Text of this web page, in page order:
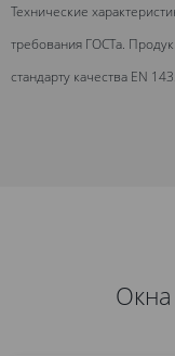
Технические
требования ГОСТа.
стандарту качества EN